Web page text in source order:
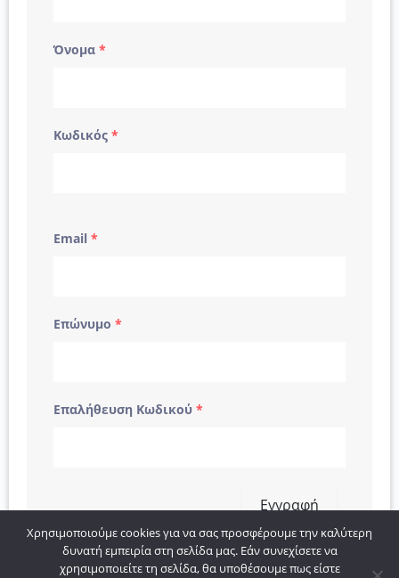
Όνομα *
Κωδικός *
Email *
Επώνυμο *
Επαλήθευση Κωδικού *
Εγγραφή
Χρησιμοποιούμε cookies για να σας προσφέρουμε την καλύτερη
δυνατή εμπειρία στη σελίδα μας. Εάν συνεχίσετε να
χρησιμοποιείτε τη σελίδα, θα υποθέσουμε πως είστε